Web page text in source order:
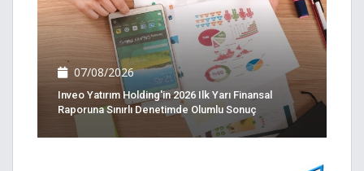
07/08/2026
Inveo Yatırım Holding'in 2026 Ilk Yarı Finansal
Raporuna Sınırlı Denetimde Olumlu Sonuç